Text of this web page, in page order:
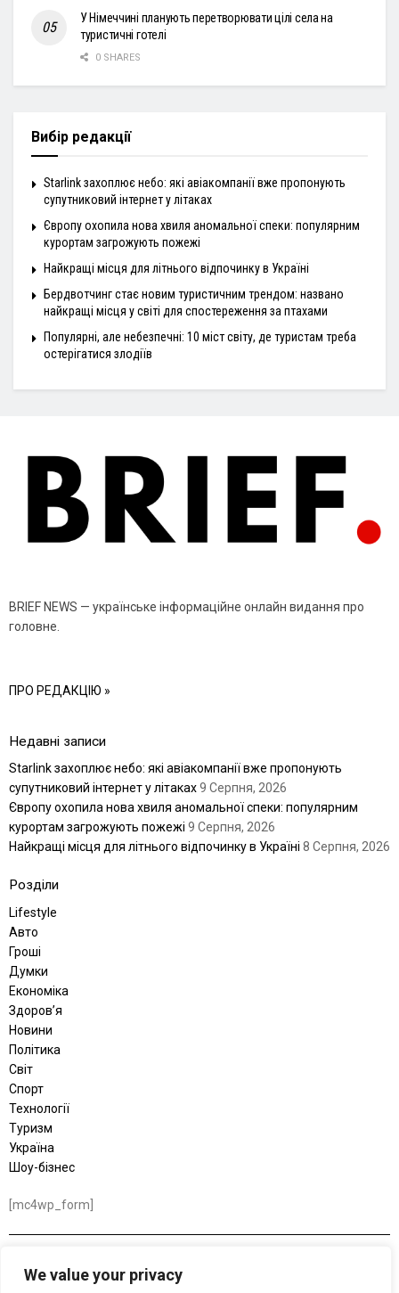
We value your privacy
У Німеччині планують перетворювати цілі села на
туристичні готелі
0 SHARES
Вибір редакції
Starlink захоплює небо: які авіакомпанії вже пропонують
супутниковий інтернет у літаках
Європу охопила нова хвиля аномальної спеки: популярним
курортам загрожують пожежі
Найкращі місця для літнього відпочинку в Україні
Бердвотчинг стає новим туристичним трендом: названо
найкращі місця у світі для спостереження за птахами
Популярні, але небезпечні: 10 міст світу, де туристам треба
остерігатися злодіїв
BRIEF NEWS — українське інформаційне онлайн видання про
головне.
ПРО РЕДАКЦІЮ »
Недавні записи
Starlink захоплює небо: які авіакомпанії вже пропонують
супутниковий інтернет у літаках9 Серпня, 2026
Європу охопила нова хвиля аномальної спеки: популярним
курортам загрожують пожежі 9 Серпня, 2026
Найкращі місця для літнього відпочинку в Україні 8 Серпня, 2026
Розділи
Lifestyle
Авто
Гроші
Думки
Економіка
Здоров’я
Новини
Політика
Світ
Спорт
Технології
Туризм
Україна
Шоу-бізнес
[mc4wp_form]
коротко, швидко і по суті: без зайвого шуму, лише факти, цифри та ключові